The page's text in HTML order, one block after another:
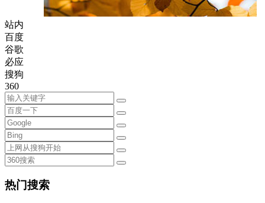
站内
百度
谷歌
必应
搜狗
360
热门搜索